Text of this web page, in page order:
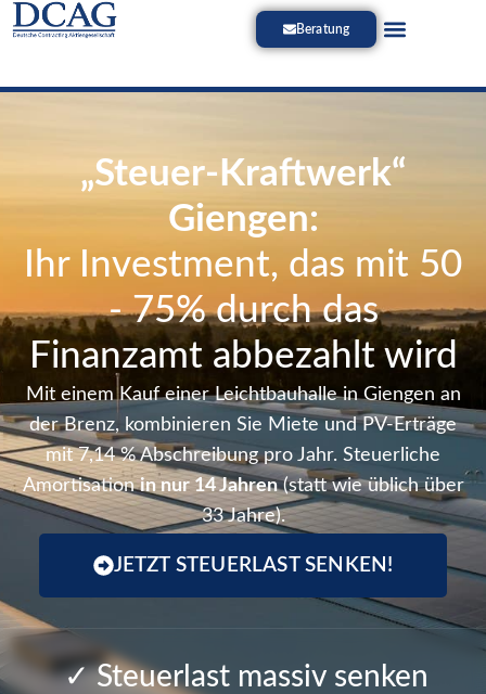
Beratung
„Steuer-Kraftwerk“
Giengen:
Ihr Investment, das mit 50
- 75% durch das
Finanzamt abbezahlt wird
Mit einem Kauf einer Leichtbauhalle in Giengen an
der Brenz, kombinieren Sie Miete und PV-Erträge
mit 7,14 % Abschreibung pro Jahr. Steuerliche
Amortisationin nur 14 Jahren(statt wie üblich über
33 Jahre).
JETZT STEUERLAST SENKEN!
✓ Steuerlast massiv senken